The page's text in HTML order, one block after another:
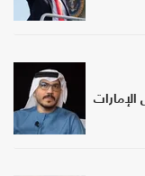
الإمارات